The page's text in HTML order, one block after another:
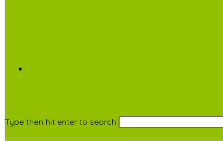
Type then hit enter to search